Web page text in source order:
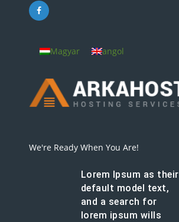
Magyar angol
We're Ready When You Are!
Lorem Ipsum as their
default model text,
and a search for
lorem ipsum wills